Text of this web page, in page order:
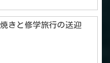
きと修学旅行の送迎